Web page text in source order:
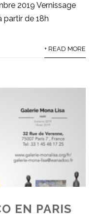
2019 Vernissage
partir de 18h
+ READ MORE
EN PARIS